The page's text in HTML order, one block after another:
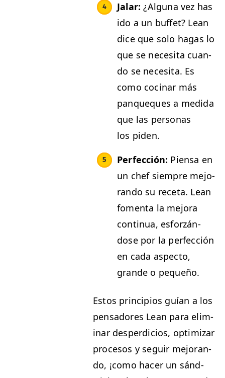
Jalar:¿Algu­na vez has
ido a un buf­fet? Lean
dice que solo hagas lo
que se nece­si­ta cuan­
do se nece­si­ta. Es
como coci­nar más
pan­que­ques a medi­da
que las per­sonas
los piden.
Per­fec­ción: Pien­sa en
un chef siem­pre mejo­
ran­do su rec­eta. Lean
fomen­ta la mejo­ra
con­tin­ua, esforzán­
dose por la per­fec­ción
en cada aspec­to,
grande o pequeño.
Estos prin­ci­p­ios guían a los
pen­sadores Lean para elim­
i­nar des­perdi­cios, opti­mizar
pro­ce­sos y seguir mejo­ran­
do, ¡como hac­er un sánd­